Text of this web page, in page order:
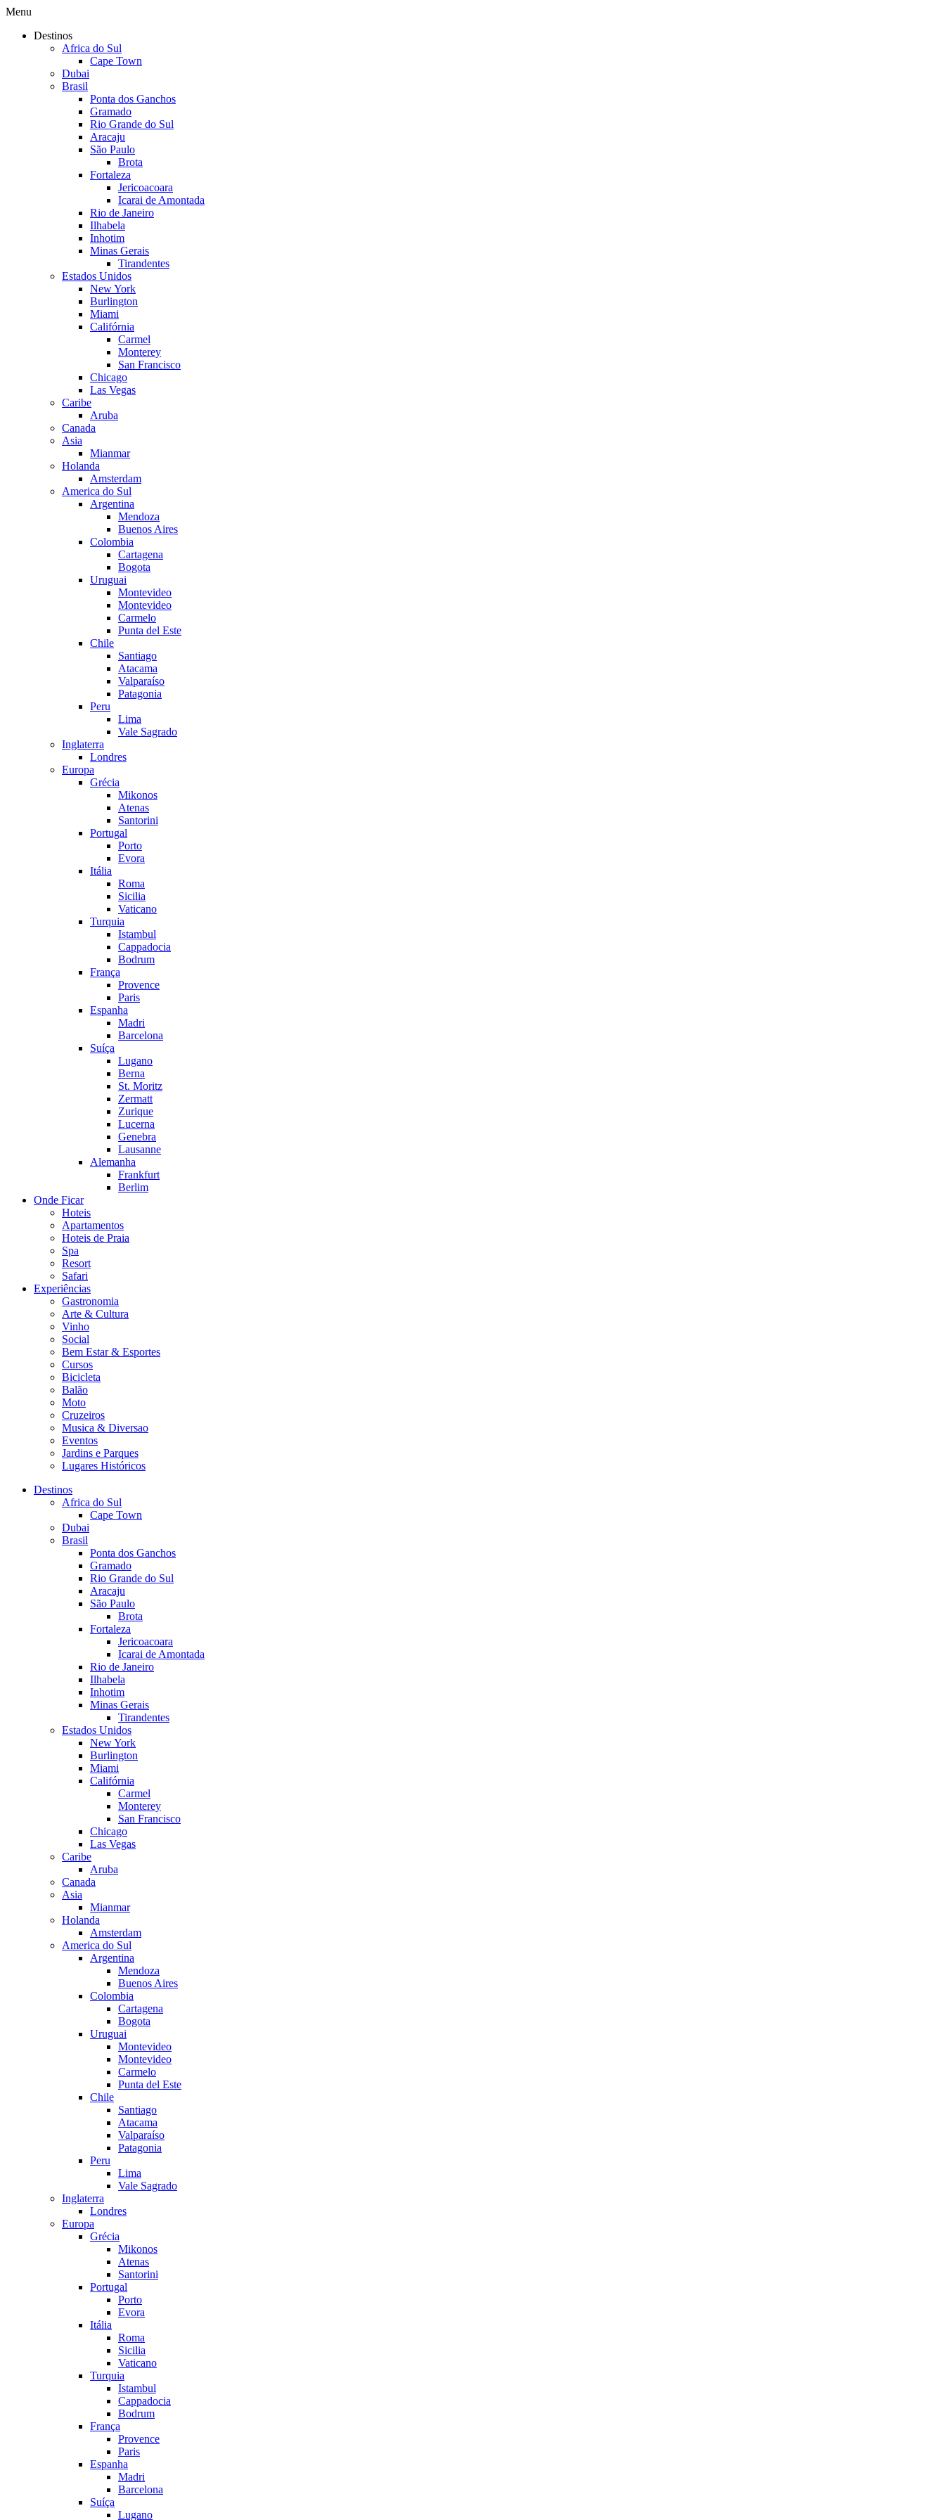
Menu
Destinos
Africa do Sul
Cape Town
Dubai
Brasil
Ponta dos Ganchos
Gramado
Rio Grande do Sul
Aracaju
São Paulo
Brota
Fortaleza
Jericoacoara
Icarai de Amontada
Rio de Janeiro
Ilhabela
Inhotim
Minas Gerais
Tirandentes
Estados Unidos
New York
Burlington
Miami
Califórnia
Carmel
Monterey
San Francisco
Chicago
Las Vegas
Caribe
Aruba
Canada
Asia
Mianmar
Holanda
Amsterdam
America do Sul
Argentina
Mendoza
Buenos Aires
Colombia
Cartagena
Bogota
Uruguai
Montevideo
Montevideo
Carmelo
Punta del Este
Chile
Santiago
Atacama
Valparaíso
Patagonia
Peru
Lima
Vale Sagrado
Inglaterra
Londres
Europa
Grécia
Mikonos
Atenas
Santorini
Portugal
Porto
Evora
Itália
Roma
Sicilia
Vaticano
Turquia
Istambul
Cappadocia
Bodrum
França
Provence
Paris
Espanha
Madri
Barcelona
Suíça
Lugano
Berna
St. Moritz
Zermatt
Zurique
Lucerna
Genebra
Lausanne
Alemanha
Frankfurt
Berlim
Onde Ficar
Hoteis
Apartamentos
Hoteis de Praia
Spa
Resort
Safari
Experiências
Gastronomia
Arte & Cultura
Vinho
Social
Bem Estar & Esportes
Cursos
Bicicleta
Balão
Moto
Cruzeiros
Musica & Diversao
Eventos
Jardins e Parques
Lugares Históricos
Destinos
Africa do Sul
Cape Town
Dubai
Brasil
Ponta dos Ganchos
Gramado
Rio Grande do Sul
Aracaju
São Paulo
Brota
Fortaleza
Jericoacoara
Icarai de Amontada
Rio de Janeiro
Ilhabela
Inhotim
Minas Gerais
Tirandentes
Estados Unidos
New York
Burlington
Miami
Califórnia
Carmel
Monterey
San Francisco
Chicago
Las Vegas
Caribe
Aruba
Canada
Asia
Mianmar
Holanda
Amsterdam
America do Sul
Argentina
Mendoza
Buenos Aires
Colombia
Cartagena
Bogota
Uruguai
Montevideo
Montevideo
Carmelo
Punta del Este
Chile
Santiago
Atacama
Valparaíso
Patagonia
Peru
Lima
Vale Sagrado
Inglaterra
Londres
Europa
Grécia
Mikonos
Atenas
Santorini
Portugal
Porto
Evora
Itália
Roma
Sicilia
Vaticano
Turquia
Istambul
Cappadocia
Bodrum
França
Provence
Paris
Espanha
Madri
Barcelona
Suíça
Lugano